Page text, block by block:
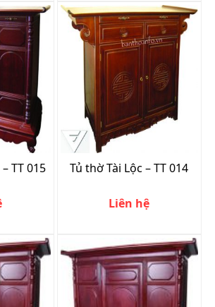
TT 015 Tủ thờ Tài Lộc – TT 014
Liên hệ